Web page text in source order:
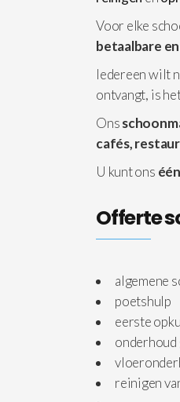
Voor elke
betaalbare
Iedereen wilt
ontvangt, is
Ons
cafés,
U kunt ons
Offerte
algemene
poetshulp
eerste
onderhoud
reinigen